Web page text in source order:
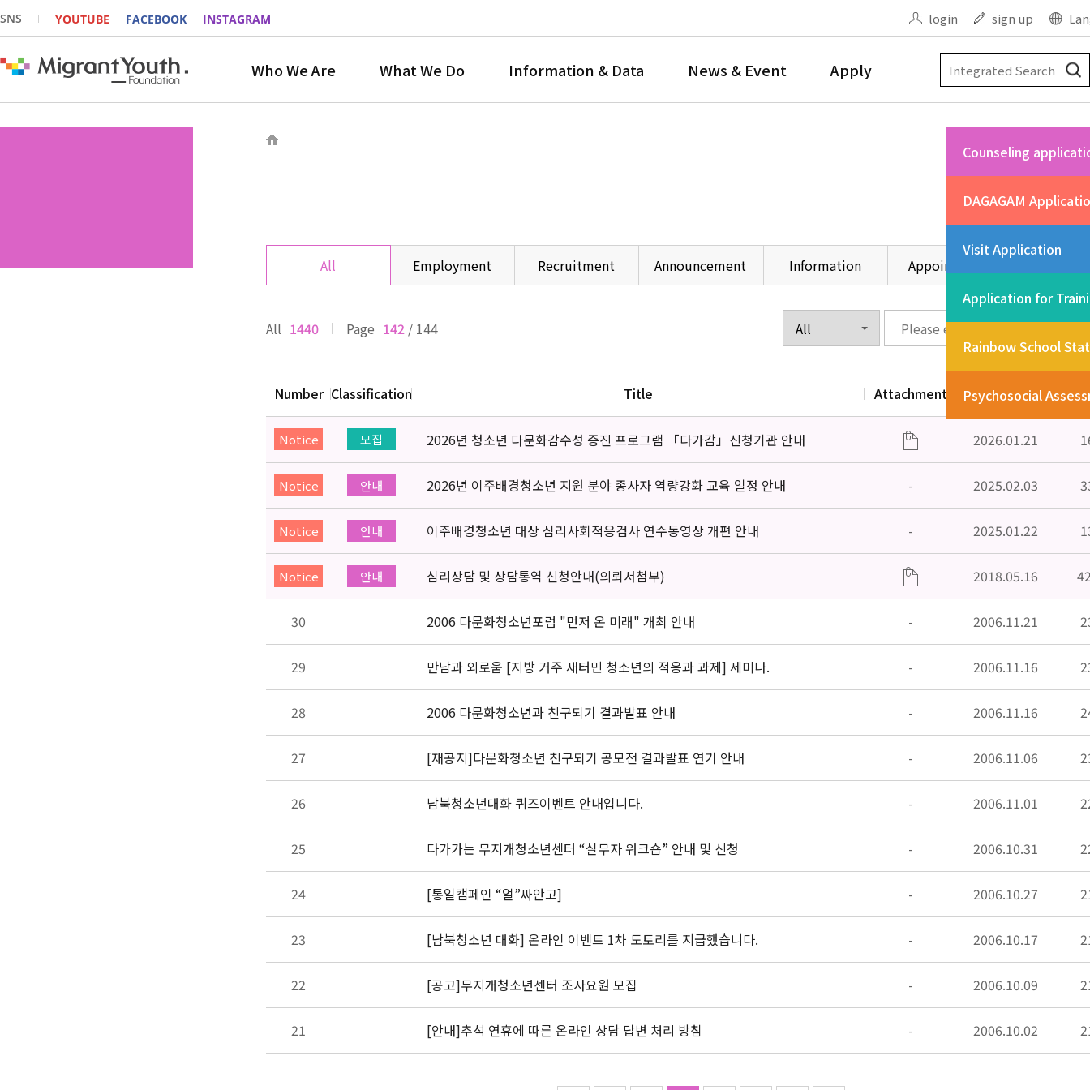
SNS YOUTUBE FACEBOOK INSTAGRAM login sign up
Who We Are What We Do Information & Data News & Event Apply
Counseling
DAGAGAM
Visit Application
Application for
Rainbow School
Psychosocial
All Employment Recruitment Announcement Information Appointment
All 1440 Page 142 / 144
Number Classification Title Attachment Date
Notice 모집 2026년 청소년 다문화감수성 증진 프로그램 「다가감」신청기관 안내 2026.01.21
Notice 안내 2026년 이주배경청소년 지원 분야 종사자 역량강화 교육 일정 안내 - 2025.02.03
Notice 안내 이주배경청소년 대상 심리사회적응검사 연수동영상 개편 안내 - 2025.01.22
Notice 안내 심리상담 및 상담통역 신청안내(의뢰서첨부) 2018.05.16
30 2006 다문화청소년포럼 "먼저 온 미래" 개최 안내 - 2006.11.21
29 만남과 외로움 [지방 거주 새터민 청소년의 적응과 과제] 세미나. - 2006.11.16
28 2006 다문화청소년과 친구되기 결과발표 안내 - 2006.11.16
27 [재공지]다문화청소년 친구되기 공모전 결과발표 연기 안내 - 2006.11.06
26 남북청소년대화 퀴즈이벤트 안내입니다. - 2006.11.01
25 다가가는 무지개청소년센터 “실무자 워크숍” 안내 및 신청 - 2006.10.31
24 [통일캠페인 “얼”싸안고] - 2006.10.27
23 [남북청소년 대화] 온라인 이벤트 1차 도토리를 지급했습니다. - 2006.10.17
22 [공고]무지개청소년센터 조사요원 모집 - 2006.10.09
21 [안내]추석 연휴에 따른 온라인 상담 답변 처리 방침 - 2006.10.02